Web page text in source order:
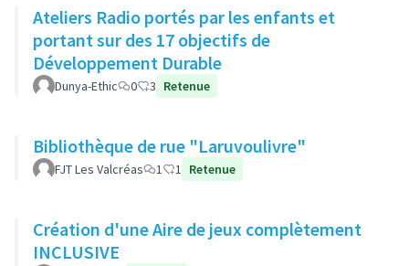
Ateliers Radio portés par les enfants et
portant sur des 17 objectifs de
Développement Durable
Dunya-Ethic 0 3 Retenue
Bibliothèque de rue "Laruvoulivre"
FJT Les Valcréas 1 1 Retenue
Création d'une Aire de jeux complètement
INCLUSIVE